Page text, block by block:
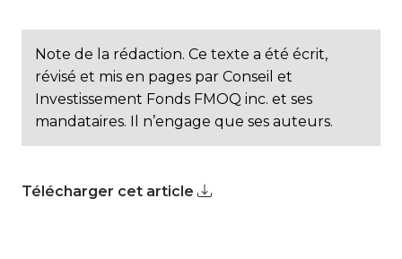
Note de la rédaction. Ce texte a été écrit,
révisé et mis en pages par Conseil et
Investissement Fonds FMOQ inc. et ses
mandataires. Il n’engage que ses auteurs.
Télécharger cet article